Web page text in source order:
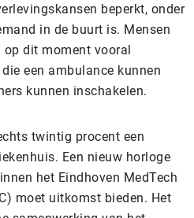
beperkt, onder
in de buurt is. Mensen
dit moment vooral
een ambulance kunnen
kunnen inschakelen.
twintig procent een
Een nieuw horloge
het Eindhoven MedTech
moet uitkomst bieden. Het